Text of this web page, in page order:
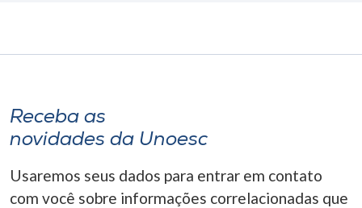
Receba as
novidades da Unoesc
Usaremos seus dados para entrar em contato
com você sobre informações correlacionadas que